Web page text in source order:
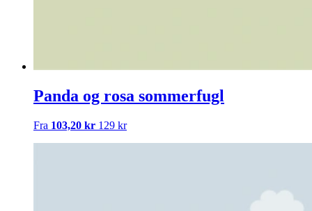
Panda og rosa sommerfugl
Fra 103,20 kr 129 kr